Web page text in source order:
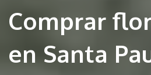
Comprar
en Santa